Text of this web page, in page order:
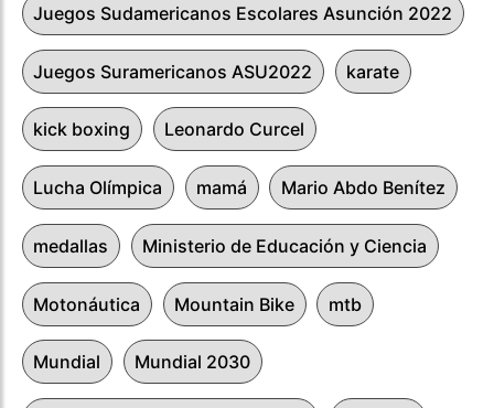
Juegos Sudamericanos Escolares Asunción 2022
Juegos Suramericanos ASU2022 karate
kick boxing Leonardo Curcel
Lucha Olímpica mamá Mario Abdo Benítez
medallas Ministerio de Educación y Ciencia
Motonáutica Mountain Bike mtb
Mundial Mundial 2030